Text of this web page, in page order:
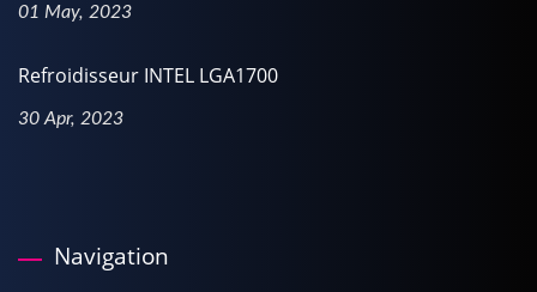
01 May, 2023
Refroidisseur INTEL LGA1700
30 Apr, 2023
Navigation